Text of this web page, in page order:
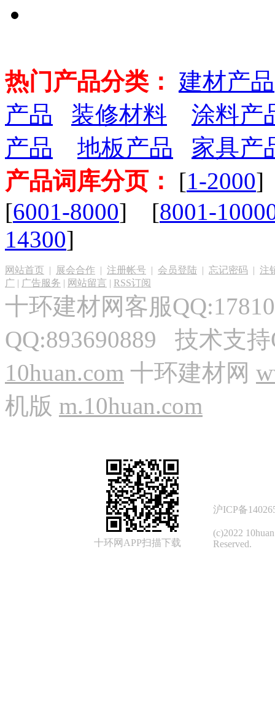
热门产品分类：
建材产品
产品
装修材料
涂料产
产品
地板产品
家具产
产品词库分页：
[1-2000]
[6001-8000] [8001-
14300]
网站首页 | 展会合作 | 注册帐号 | 会员登陆 | 忘记密码 | 注
广 | 广告服务 | 网站留言 | RSS订阅
十环建材网客服
QQ:893690889 技术支
10huan.com 十环建材网
机版 m.10huan.com
十环网APP扫描下载
沪ICP备
(c)2022
Reserved.